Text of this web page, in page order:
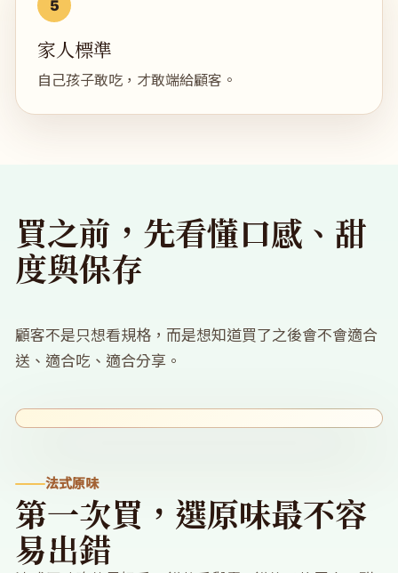
家人標準
自己孩子敢吃，才敢端給顧客。
買之前，先看懂口感、甜
度與保存
顧客不是只想看規格，而是想知道買了之後會不會適合
送、適合吃、適合分享。
法式原味
第一次買，選原味最不容
易出錯